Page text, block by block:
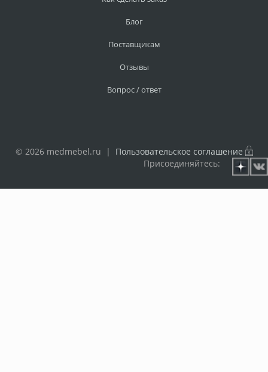
Блог
Поставщикам
Отзывы
Вопрос / ответ
© 2026 medmebel.ru | Пользовательское соглашение
Присоединяйтесь: